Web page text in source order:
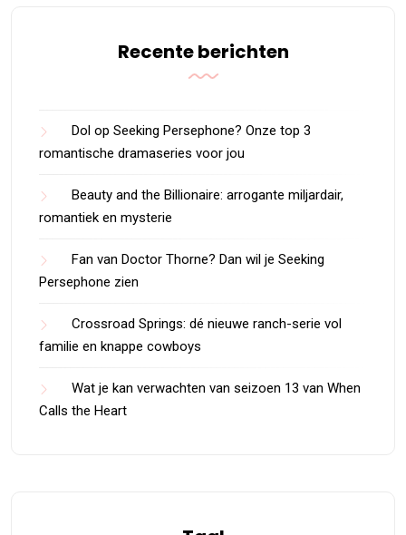
Recente berichten
Dol op Seeking Persephone? Onze top 3
romantische dramaseries voor jou
Beauty and the Billionaire: arrogante miljardair,
romantiek en mysterie
Fan van Doctor Thorne? Dan wil je Seeking
Persephone zien
Crossroad Springs: dé nieuwe ranch-serie vol
familie en knappe cowboys
Wat je kan verwachten van seizoen 13 van When
Calls the Heart